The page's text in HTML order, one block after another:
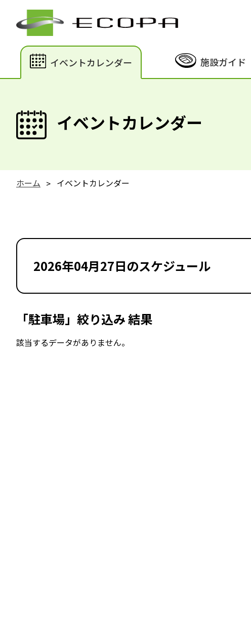
イベントカレンダー 施設ガイド
イベントカレンダー
ホーム イベントカレンダー
2026年04月27日のスケジュール
「駐車場」絞り込み 結果
該当するデータがありません。